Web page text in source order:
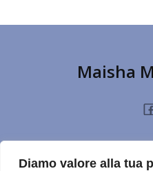
Diamo valore alla tua
Maisha
HOMECHI SIAMOPROGETTI